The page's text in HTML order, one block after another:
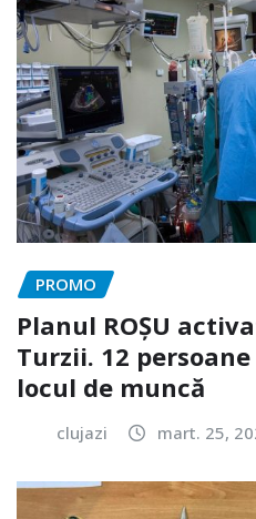
PROMO
Planul ROȘU
Turzii. 12 persoane
locul de muncă
clujazi mart. 25,